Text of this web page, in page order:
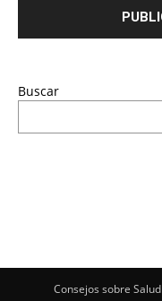
Buscar
Consejos sobre Salud